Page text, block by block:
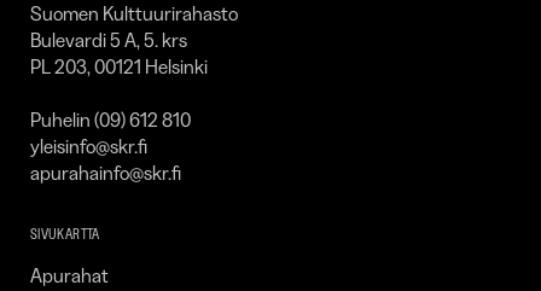
Suomen Kulttuurirahasto
Bulevardi 5 A, 5. krs
PL 203, 00121 Helsinki
Puhelin (09) 612 810
yleisinfo@skr.fi
apurahainfo@skr.fi
SIVUKARTTA
Apurahat